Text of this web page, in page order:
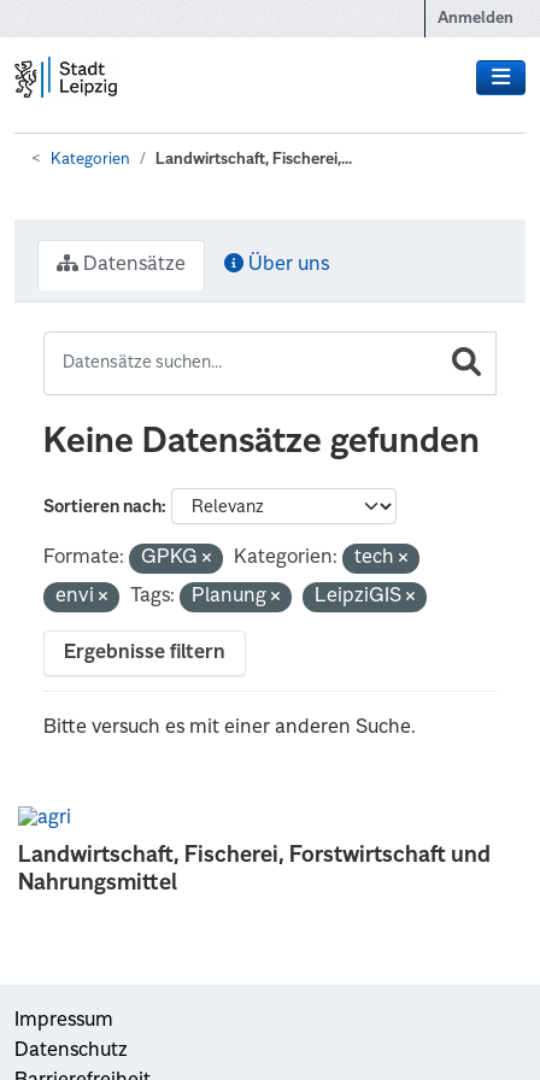
Anmelden
Kategorien Landwirtschaft, Fischerei,...
Landwirtschaft, Fischerei, Forstwirtschaft und
Nahrungsmittel
Datensätze Über uns
Keine Datensätze gefunden
Sortieren nach
Formate: GPKG Kategorien:
tech
envi
Tags: Planung LeipziGIS
Ergebnisse filtern
Bitte versuch es mit einer anderen Suche.
Impressum
Datenschutz